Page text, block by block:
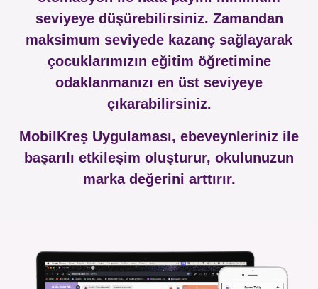
seviyeye düşürebilirsiniz. Zamandan
maksimum seviyede kazanç sağlayarak
çocuklarımızın eğitim öğretimine
odaklanmanızı en üst seviyeye
çıkarabilirsiniz.
MobilKreş Uygulaması, ebeveynleriniz ile
başarılı etkileşim oluşturur, okulunuzun
marka değerini arttırır.